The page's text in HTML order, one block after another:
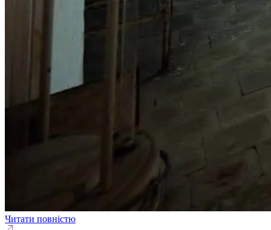
Читати повністю